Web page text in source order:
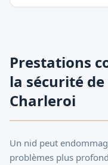
Prestations
la sécurité
Charleroi
Un nid peut
problèmes plus